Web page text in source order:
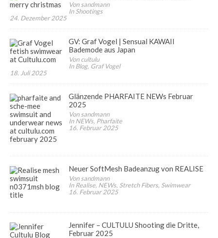
Von sandmann
In Shootings
24. Dezember 2025
GV: Graf Vogel | Sensual KAWAII
Bademode aus Japan
Von cultulu
In Blog, Graf Vogel
18. Juli 2025
Glänzende PHARFAITE NEWs Februar
2025
Von sandmann
In NEWs, Pharfaite
16. Februar 2025
Neuer SoftMesh Badeanzug von REALISE
Von sandmann
In Realise, NEWs, Stretch Fibers, Swimwear
16. Februar 2025
Jennifer – CULTULU Shooting die Dritte,
Februar 2025